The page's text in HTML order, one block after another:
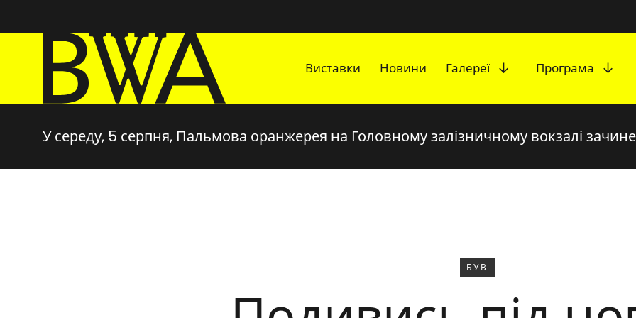
BWA Wrocław
Галереї сучасного мистецтва
Виставки Новини Галереї Програма
У середу, 5 серпня, Пальмова оранжерея на Головному залізничному вокзалі
БУВ